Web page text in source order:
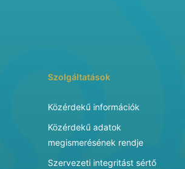
Szolgáltatások
Közérdekű információk
Közérdekű adatok
megismerésének rendje
Szervezeti integritást sértő